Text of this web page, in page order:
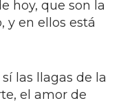
hoy, que son la
y en ellos está
las llagas de la
el amor de